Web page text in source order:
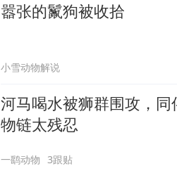
嚣张的鬣狗被收拾
小雪动物解说
河马喝水被狮群围攻，
物链太残忍
一鹞动物 3跟贴